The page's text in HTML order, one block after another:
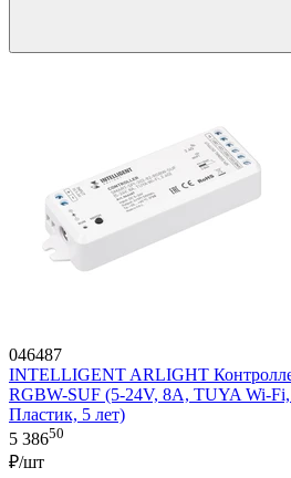
046487
INTELLIGENT ARLIGHT
RGBW-SUF (5-24V, 8A, TUYA Wi-
Пластик, 5 лет)
5 38650
₽/шт